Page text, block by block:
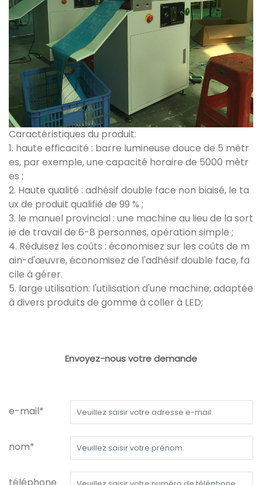
Caractéristiques du produit:
1. haute efficacité : barre lumineuse douce de 5 mètr
es, par exemple, une capacité horaire de 5000 mètr
es ;
2. Haute qualité : adhésif double face non biaisé, le ta
ux de produit qualifié de 99 % ;
3. le manuel provincial : une machine au lieu de la sort
ie de travail de 6-8 personnes, opération simple ;
4. Réduisez les coûts : économisez sur les coûts de m
ain-d'œuvre, économisez de l'adhésif double face, fa
cile à gérer.
5. large utilisation: l'utilisation d'une machine, adaptée
à divers produits de gomme à coller à LED;
Envoyez-nous votre demande
e-mail*
nom*